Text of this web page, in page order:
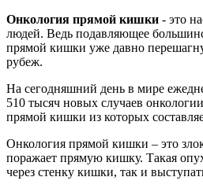
Онкология прямой кишки - это
людей. Ведь подавляющее
прямой кишки уже давно
рубеж.
На сегодняшний день в мире
510 тысяч новых случаев
прямой кишки из которых
Онкология прямой кишки – это
поражает прямую кишку. Такая
через стенку кишки, так и